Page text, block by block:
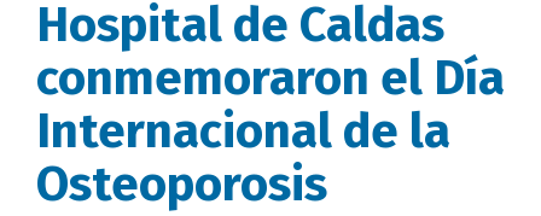
Hospital de Caldas
conmemoraron el Día
Internacional de la
Osteoporosis